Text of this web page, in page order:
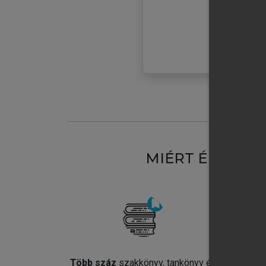
MIÉRT
Több száz szakkönyv, tankönyv és